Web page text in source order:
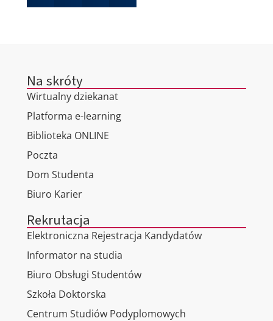
Na skróty
Wirtualny dziekanat
Platforma e-learning
Biblioteka ONLINE
Poczta
Dom Studenta
Biuro Karier
Rekrutacja
Elektroniczna Rejestracja Kandydatów
Informator na studia
Biuro Obsługi Studentów
Szkoła Doktorska
Centrum Studiów Podyplomowych